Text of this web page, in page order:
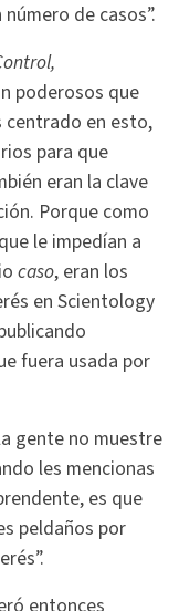
de casos”.
poderosos que
centrado en esto,
para que
eran la clave
Porque como
le impedían a
caso, eran los
en Scientology
fuera usada por
gente no muestre
les mencionas
es que
peldaños por